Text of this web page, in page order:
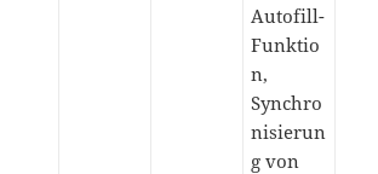
Autofill-
Funktio
n,
Synchro
nisierun
g von